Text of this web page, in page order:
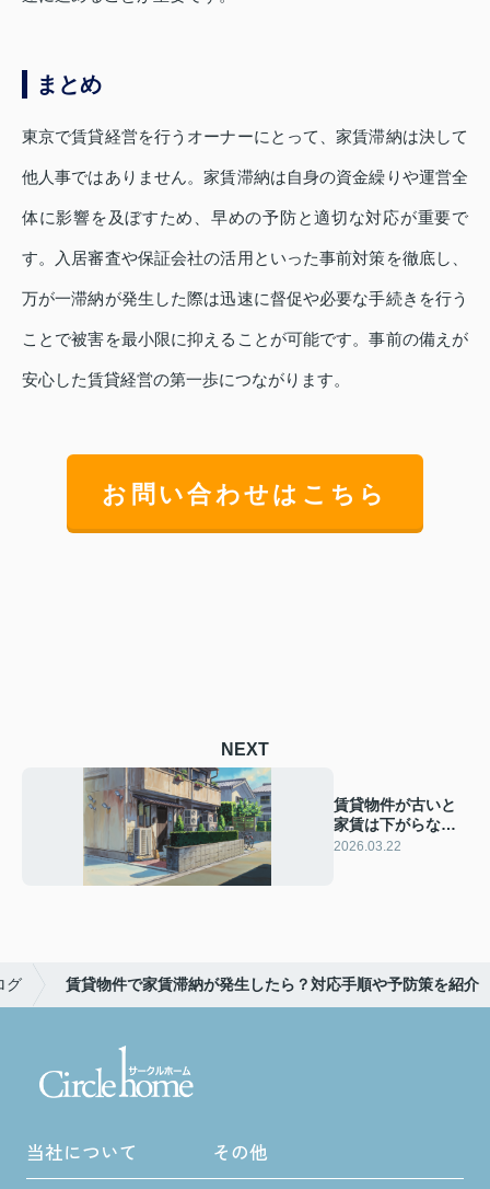
まとめ
東京で賃貸経営を行うオーナーにとって、家賃滞納は決して
他人事ではありません。家賃滞納は自身の資金繰りや運営全
体に影響を及ぼすため、早めの予防と適切な対応が重要で
す。入居審査や保証会社の活用といった事前対策を徹底し、
万が一滞納が発生した際は迅速に督促や必要な手続きを行う
ことで被害を最小限に抑えることが可能です。事前の備えが
安心した賃貸経営の第一歩につながります。
お問い合わせはこちら
NEXT
賃貸物件が古いと
家賃は下がらない
のか？維持するコ
2026.03.22
グ 賃貸物件で家賃滞納が発生したら？対応手順や予防策を紹介
当社について その他